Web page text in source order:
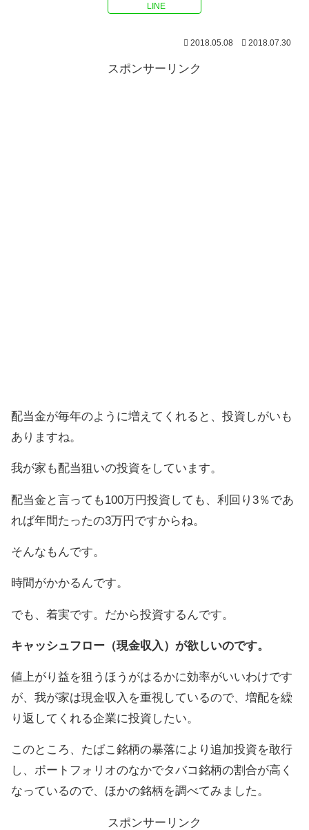
LINE
2018.05.08 2018.07.30
スポンサーリンク
配当金が毎年のように増えてくれると、投資しがいも
ありますね。
我が家も配当狙いの投資をしています。
配当金と言っても100万円投資しても、利回り3％であ
れば年間たったの3万円ですからね。
そんなもんです。
時間がかかるんです。
でも、着実です。だから投資するんです。
キャッシュフロー（現金収入）が欲しいのです。
値上がり益を狙うほうがはるかに効率がいいわけです
が、我が家は現金収入を重視しているので、増配を繰
り返してくれる企業に投資したい。
このところ、たばこ銘柄の暴落により追加投資を敢行
し、ポートフォリオのなかでタバコ銘柄の割合が高く
なっているので、ほかの銘柄を調べてみました。
スポンサーリンク